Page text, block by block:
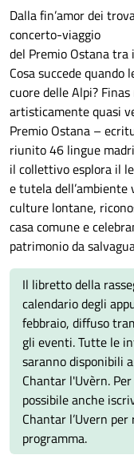
Dalla fin’amor dei
concerto-viaggio
del Premio Ostana
Cosa succede
cuore delle Alpi?
artisticamente quasi
Premio Ostana –
riunito 46 lingue
il collettivo esplora il
e tutela
culture lontane,
casa comune e
patrimonio da
Il libretto della
calendario degli
febbraio, diffuso
gli eventi. Tutte le
saranno disponibili
Chantar l'Uvèrn.
possibile anche
Chantar l’Uvern
programma.